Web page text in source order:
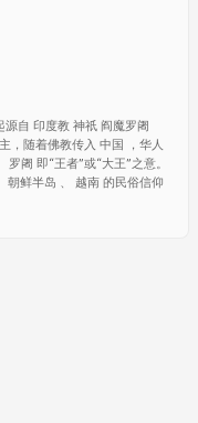
源自 印度教 神祇 阎魔罗阇
，随着佛教传入 中国 ，华人
阇 即“王者”或“大王”之意。
朝鲜半岛 、 越南 的民俗信仰